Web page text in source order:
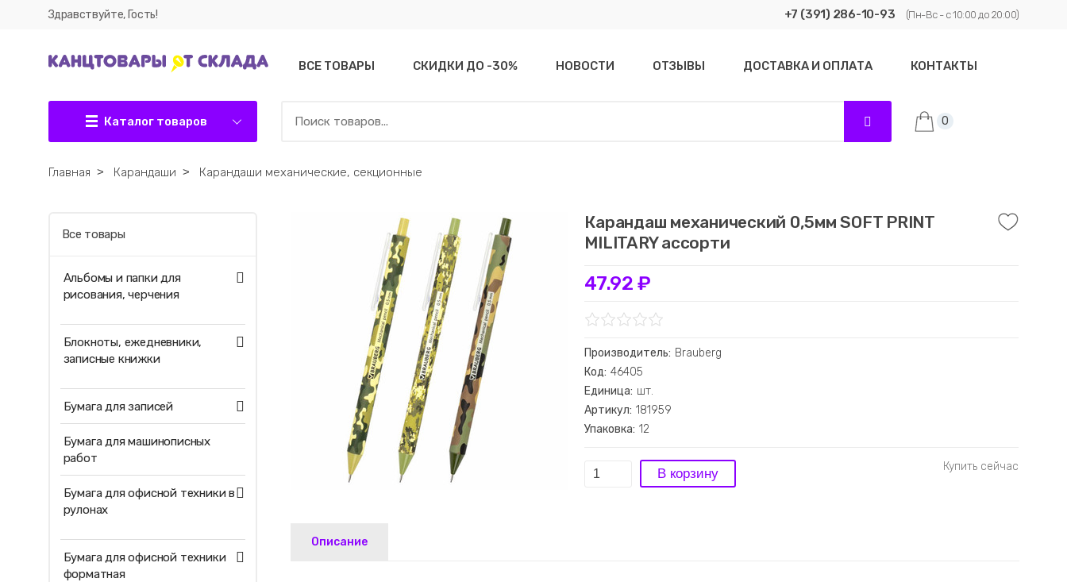
Здравствуйте, Гость! +7 (391) 286-10-93 (Пн-Вс - с 10:00 до 20:00)
Каталог товаров
ВСЕ ТОВАРЫ СКИДКИ ДО -30% НОВОСТИ ОТЗЫВЫ ДОСТАВКА И ОПЛАТА КОНТАКТЫ
0
Главная ˃ Карандаши ˃ Карандаши механические, секционные
Карандаш механический 0,5мм SOFT PRINT
MILITARY ассорти
47.92 ₽
Производитель: Brauberg
Код: 46405
Единица: шт.
Артикул: 181959
Упаковка: 12
Описание
Все товары
Альбомы и папки для
рисования, черчения
Блокноты, ежедневники,
записные книжки
Бумага для записей
Бумага для машинописных
работ
Бумага для офисной техники в
рулонах
Бумага для офисной техники
форматная